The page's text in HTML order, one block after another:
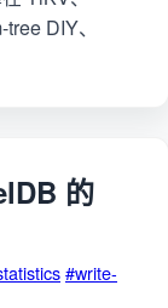
DIY、
的
#write-